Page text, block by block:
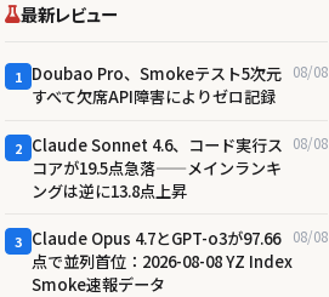
最新レビュー
1 Doubao Pro、Smokeテスト5次元
すべて欠席――API障害によりゼロ記録
08/08
2 Claude Sonnet 4.6、コード実行ス
コアが19.5点急落——メインランキ
ングは逆に13.8点上昇
08/08
3 Claude Opus 4.7とGPT-o3が97.66
点で並列首位：2026-08-08 YZ Index
Smoke速報データ
08/08